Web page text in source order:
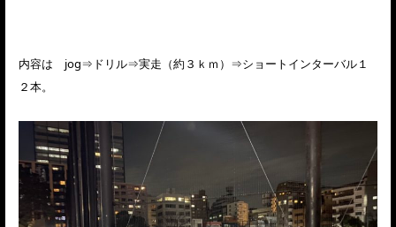
内容は jog⇒ドリル⇒実走（約３ｋｍ）⇒ショートインターバル１
２本。